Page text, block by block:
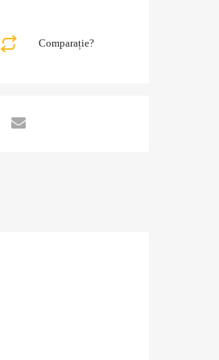
Comparație?